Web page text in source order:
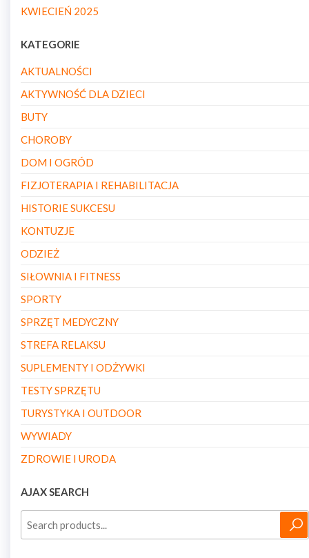
KWIECIEŃ 2025
KATEGORIE
AKTUALNOŚCI
AKTYWNOŚĆ DLA DZIECI
BUTY
CHOROBY
DOM I OGRÓD
FIZJOTERAPIA I REHABILITACJA
HISTORIE SUKCESU
KONTUZJE
ODZIEŻ
SIŁOWNIA I FITNESS
SPORTY
SPRZĘT MEDYCZNY
STREFA RELAKSU
SUPLEMENTY I ODŻYWKI
TESTY SPRZĘTU
TURYSTYKA I OUTDOOR
WYWIADY
ZDROWIE I URODA
AJAX SEARCH